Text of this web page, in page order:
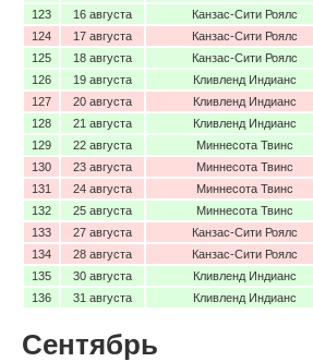
123
16 августа Канзас-Сити Роялс
124
17 августа Канзас-Сити Роялс
125
18 августа Канзас-Сити Роялс
126
19 августа Кливленд Индианс
127
20 августа Кливленд Индианс
128
21 августа Кливленд Индианс
129
22 августа Миннесота Твинс
130
23 августа Миннесота Твинс
131
24 августа Миннесота Твинс
132
25 августа Миннесота Твинс
133
27 августа Канзас-Сити Роялс
134
28 августа Канзас-Сити Роялс
135
30 августа Кливленд Индианс
136
31 августа Кливленд Индианс
Сентябрь